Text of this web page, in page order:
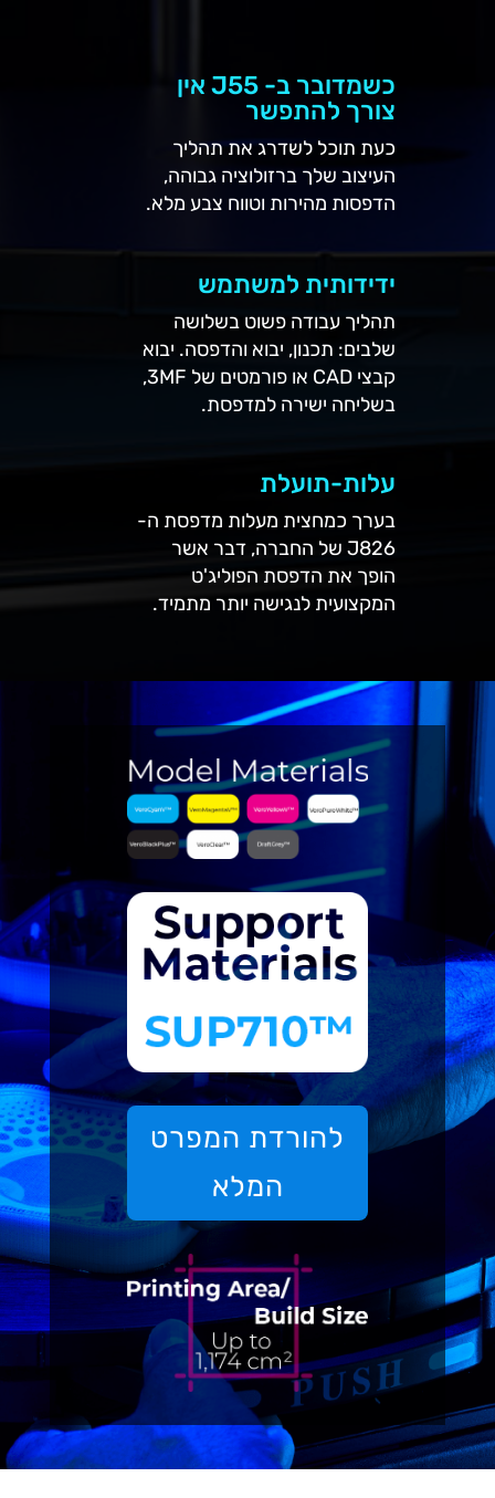
כשמדובר ב- J55 אין
צורך להתפשר
כעת תוכל לשדרג את תהליך
העיצוב שלך ברזולוציה גבוהה,
הדפסות מהירות וטווח צבע מלא.
ידידותית למשתמש
תהליך עבודה פשוט בשלושה
שלבים: תכנון, יבוא והדפסה. יבוא
קבצי CAD או פורמטים של 3MF,
בשליחה ישירה למדפסת.
עלות-תועלת
בערך כמחצית מעלות מדפסת ה-
J826 של החברה, דבר אשר
הופך את הדפסת הפוליג'ט
המקצועית לנגישה יותר מתמיד.
להורדת המפרט
המלא